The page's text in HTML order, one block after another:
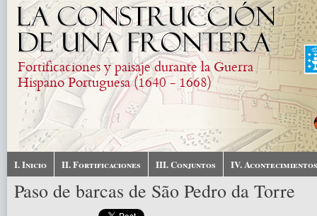
Skip to main content
Fortificaciones y paisaje durante la Guerra
Hispano Portuguesa (1640 - 1668)
I. Inicio II. Fortificaciones III. Conjuntos IV. Acontecimientos
Paso de barcas de São Pedro da Torre